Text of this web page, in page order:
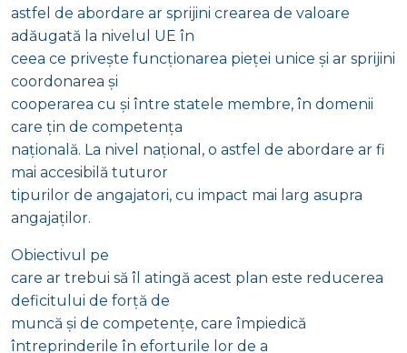
astfel de abordare ar sprijini crearea de valoare
adăugată la nivelul UE în
ceea ce privește funcționarea pieței unice și ar sprijini
coordonarea și
cooperarea cu și între statele membre, în domenii
care țin de competența
națională. La nivel național, o astfel de abordare ar fi
mai accesibilă tuturor
tipurilor de angajatori, cu impact mai larg asupra
angajaților.
Obiectivul pe
care ar trebui să îl atingă acest plan este reducerea
deficitului de forță de
muncă și de competențe, care împiedică
întreprinderile în eforturile lor de a